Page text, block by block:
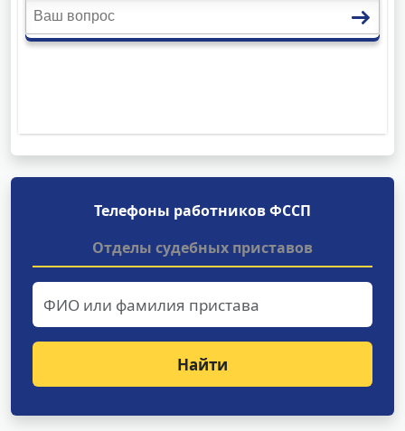
Телефоны работников ФССП
Отделы судебных приставов
Найти